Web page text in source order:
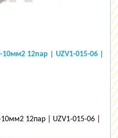
12пар | UZV1-015-06 |
12пар | UZV1-015-06 |